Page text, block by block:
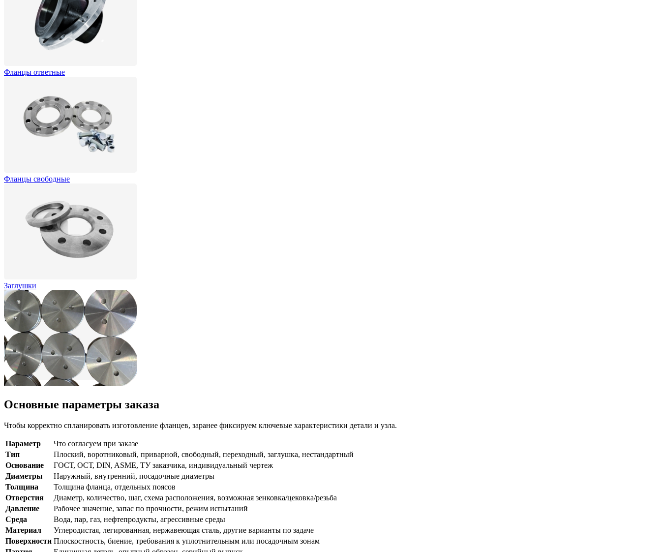
Фланцы ответные
Фланцы свободные
Заглушки
Основные параметры заказа
Чтобы корректно спланировать изготовление фланцев, заранее фиксируем ключевые характеристики детали и узла.
Параметр
Что согласуем при заказе
Тип
Плоский, воротниковый, приварной, свободный, переходный, заглушка, нестандартный
Основание
ГОСТ, ОСТ, DIN, ASME, ТУ заказчика, индивидуальный чертеж
Диаметры
Наружный, внутренний, посадочные диаметры
Толщина
Толщина фланца, отдельных поясов
Отверстия
Диаметр, количество, шаг, схема расположения, возможная зенковка/цековка/резьба
Давление
Рабочее значение, запас по прочности, режим испытаний
Среда
Вода, пар, газ, нефтепродукты, агрессивные среды
Материал
Углеродистая, легированная, нержавеющая сталь, другие варианты по задаче
Поверхности Плоскостность, биение, требования к уплотнительным или посадочным зонам